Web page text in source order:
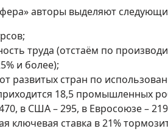
авторы выделяют
труда (отстаём по
и более);
развитых стран по
18,5 промышленных
в США – 295, в Евросоюзе –
ключевая ставка в 21%